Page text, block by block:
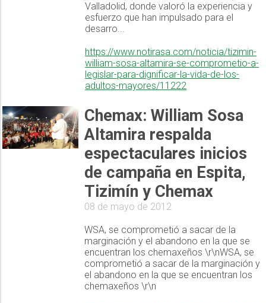
Valladolid, donde valoró la experiencia y
esfuerzo que han impulsado para el
desarro...
https://www.notirasa.com/noticia/tizimin-
william-sosa-altamira-se-comprometio-a-
legislar-para-dignificar-la-vida-de-los-
adultos-mayores/11222
Chemax: William Sosa
Altamira respalda
espectaculares inicios
de campaña en Espita,
Tizimín y Chemax
08 de mayo de 2012
WSA, se comprometió a sacar de la
marginación y el abandono en la que se
encuentran los chemaxeños \r\nWSA, se
comprometió a sacar de la marginación y
el abandono en la que se encuentran los
chemaxeños \r\n